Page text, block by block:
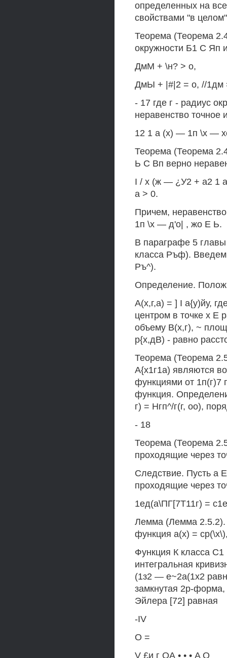
определенных на
свойствами "в
Теорема (Теорема
окружности Б1 С Яп
ДмМ + \н? > о,
ДмЫ + |#|2 = о, //1дм
- 17 где г - радиус
неравенство точное
12 1 а (х) — 1п \х —
Теорема (Теорема
Ь С Вп верно
I / х (ж — ¿У2 + а2 1
а > 0.
Причем,
1п \х — д'о| , жо Е Ь.
В параграфе 5
класса Ръф). Введем
Ръ^).
Определение.
А(х,г,а) = ] I а{у)йу,
центром в точке х Е
объему В(х,г), ~
р{х,дВ) - равно
Теорема (Теорема
А{х1г1а) являются
функциями от
функция.
г) = Нгп^/г(г, оо),
- 18
Теорема (Теорема
проходящие через
Следствие. Пусть а
проходящие через
1ед(а\ПГ[7Т11г) =
Лемма (Лемма 2.5.2).
функция а(х) =
Функция К класса
интегральная
(1з2 — е~2а(1х2
замкнутая 2р-форма,
Эйлера [72] равная
-IV
О =
V £и г ОА • • • A Q